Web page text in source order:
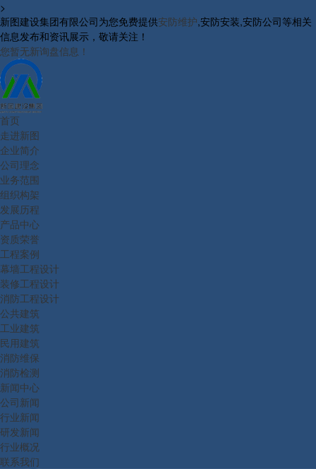
>
新图建设集团有限公司为您免费提供安防维护,安防安装,安防公司等相关
信息发布和资讯展示，敬请关注！
您暂无新询盘信息！
首页
走进新图
企业简介
公司理念
业务范围
组织构架
发展历程
产品中心
资质荣誉
工程案例
幕墙工程设计
装修工程设计
消防工程设计
公共建筑
工业建筑
民用建筑
消防维保
消防检测
新闻中心
公司新闻
行业新闻
研发新闻
行业概况
联系我们